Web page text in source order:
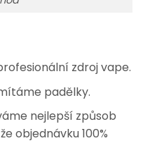
zdroj vape.
padělky.
nejlepší způsob
objednávku 100%